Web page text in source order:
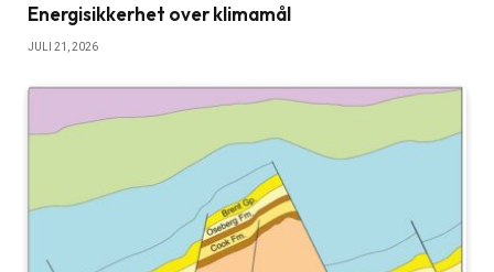
Energisikkerhet over klimamål
JULI 21, 2026